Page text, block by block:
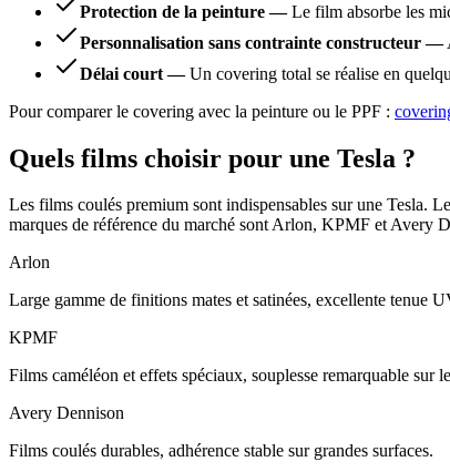
Protection de la peinture— Le film absorbe les
Personnalisation sans contrainte constructeur—
Délai court— Un covering total se réalise en
Pour comparer le covering avec la peinture ou le PPF :
Quels films choisir pour une Tesla ?
Les films coulés premium sont indispensables sur une Tesla.
marques de référence du marché sont Arlon, KPMF et Avery
Arlon
Large gamme de finitions mates et satinées, excellente tenue
KPMF
Films caméléon et effets spéciaux, souplesse remarquable sur
Avery Dennison
Films coulés durables, adhérence stable sur grandes surfaces.